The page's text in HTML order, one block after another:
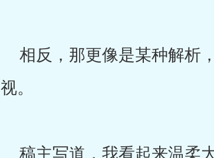
相反，那更像是某种解析
视。
稿主写道，我看起来温柔